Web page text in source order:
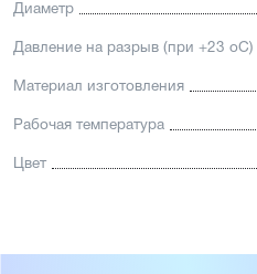
Диаметр
Давление на разрыв (при +23 oС)
Материал изготовления
Рабочая температура
Цвет